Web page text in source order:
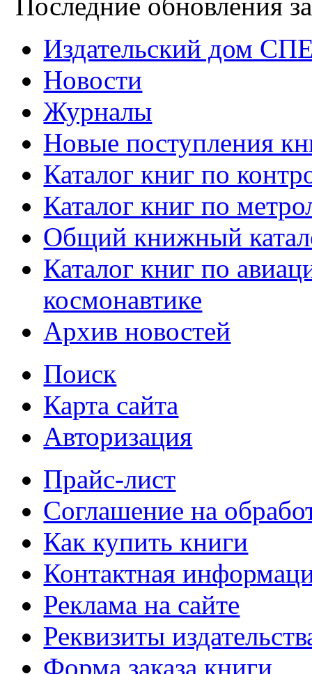
Издательский дом
Новости
Журналы
Новые поступления
Каталог книг по
Каталог книг по
Общий книжный
Каталог книг по
космонавтике
Архив новостей
Поиск
Карта сайта
Авторизация
Прайс-лист
Соглашение на
Как купить книги
Контактная
Реклама на сайте
Реквизиты
Форма заказа книги